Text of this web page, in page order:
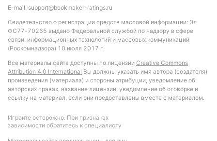
E-mail: support@bookmaker-ratings.ru
Свидетельство о регистрации средств массовой информации: Эл
ФС77-70265 выдано Федеральной службой по надзору в сфере
связи, информационных технологий и массовых коммуникаций
(Роскомнадзора) 10 июля 2017 г.
Все материалы сайта доступны по лицензии Creative Commons
Attribution 4.0 International Вы должны указать имя автора (создателя)
произведения (материала) и стороны атрибуции, уведомление об
авторских правах, название лицензии, уведомление об оговорке и
ссылку на материал, если они предоставлены вместе с материалом.
Играйте осторожно. При признаках
зависимости обратитесь к специалисту